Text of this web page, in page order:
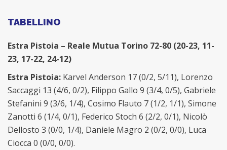
TABELLINO
Estra Pistoia – Reale Mutua Torino 72-80 (20-23, 11-
23, 17-22, 24-12)
Estra Pistoia: Karvel Anderson 17 (0/2, 5/11), Lorenzo
Saccaggi 13 (4/6, 0/2), Filippo Gallo 9 (3/4, 0/5), Gabriele
Stefanini 9 (3/6, 1/4), Cosimo Flauto 7 (1/2, 1/1), Simone
Zanotti 6 (1/4, 0/1), Federico Stoch 6 (2/2, 0/1), Nicolò
Dellosto 3 (0/0, 1/4), Daniele Magro 2 (0/2, 0/0), Luca
Ciocca 0 (0/0, 0/0).